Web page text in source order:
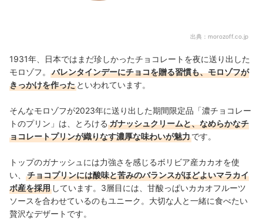
出典： morozoff.co.jp
1931年、日本ではまだ珍しかったチョコレートを夜に送り出した
モロゾフ。
バレンタインデーにチョコを贈る習慣も、モロゾフが
きっかけを作った といわれています。
そんなモロゾフが2023年に送り出した期間限定品「濃チョコレー
トのプリン」は、とろける ガナッシュクリームと、なめらかなチ
ョコレートプリンが織りなす濃厚な味わいが魅力です。
トップのガナッシュには力強さを感じるボリビア産カカオを使
い、
チョコプリンには酸味と苦みのバランスがほどよいマラカイ
ボ産を採用 しています。3層目には、甘酸っぱいカカオフルーツ
ソースを合わせているのもユニーク。大切な人と一緒に食べたい
贅沢なデザートです。